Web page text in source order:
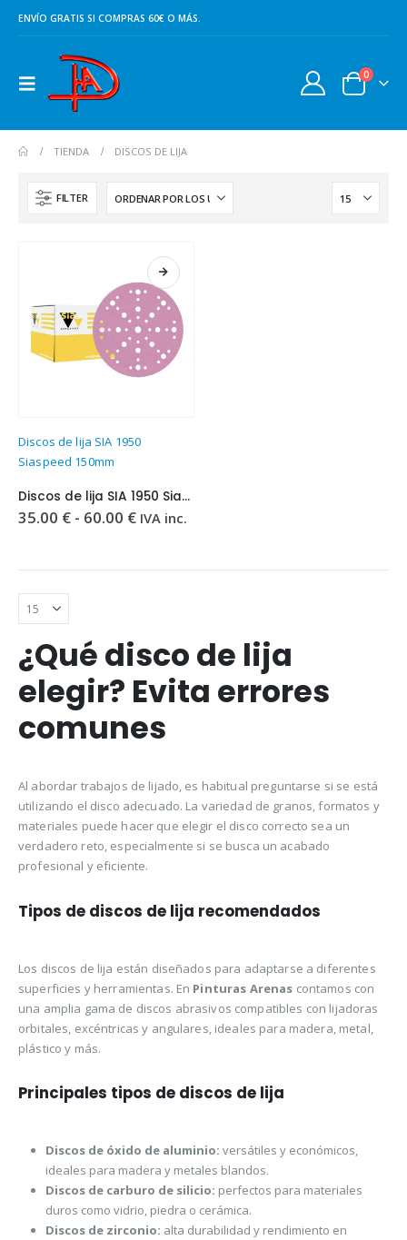
ENVÍO GRATIS SI COMPRAS 60€ O MÁS.
0
TIENDA DISCOS DE LIJA
FILTER
producto
tiene
múltiples
variantes.
Las
se
elegir
en
la
página
de
producto
Discos de lija SIA 1950
Siaspeed 150mm
Discos de lija SIA 1950 Siaspeed 150mm
35.00 € - 60.00 €Rango
35.00 €
IVA inc.
¿Qué disco de lija
elegir? Evita errores
comunes
Al abordar trabajos de lijado, es habitual preguntarse si se está
utilizando el disco adecuado. La variedad de granos, formatos y
materiales puede hacer que elegir el disco correcto sea un
verdadero reto, especialmente si se busca un acabado
profesional y eficiente.
Tipos de discos de lija recomendados
Los discos de lija están diseñados para adaptarse a diferentes
superficies y herramientas. En Pinturas Arenas contamos con
una amplia gama de discos abrasivos compatibles con lijadoras
orbitales, excéntricas y angulares, ideales para madera, metal,
plástico y más.
Principales tipos de discos de lija
Discos de óxido de aluminio: versátiles y económicos,
ideales para madera y metales blandos.
Discos de carburo de silicio: perfectos para materiales
duros como vidrio, piedra o cerámica.
Discos de zirconio: alta durabilidad y rendimiento en